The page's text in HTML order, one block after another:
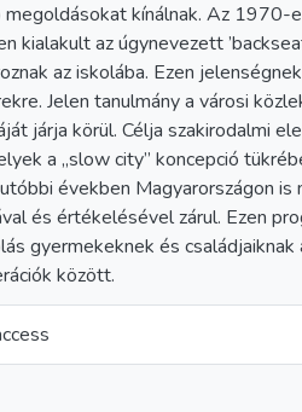
kínálnak. Az
kialakult az úgynevezett
az iskolába. Ezen
Jelen tanulmány a városi
járja körül. Célja szakirodalmi
a „slow city” koncepció
években Magyarországon
és értékelésével zárul. Ezen
gyermekeknek és
között.